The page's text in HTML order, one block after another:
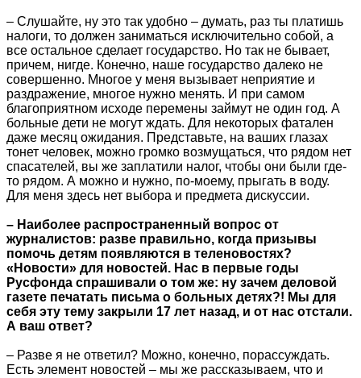
– Слушайте, ну это так удобно – думать, раз ты платишь
налоги, то должен заниматься исключительно собой, а
все остальное сделает государство. Но так не бывает,
причем, нигде. Конечно, наше государство далеко не
совершенно. Многое у меня вызывает неприятие и
раздражение, многое нужно менять. И при самом
благоприятном исходе перемены займут не один год. А
больные дети не могут ждать. Для некоторых фатален
даже месяц ожидания. Представьте, на ваших глазах
тонет человек, можно громко возмущаться, что рядом нет
спасателей, вы же заплатили налог, чтобы они были где-
то рядом. А можно и нужно, по-моему, прыгать в воду.
Для меня здесь нет выбора и предмета дискуссии.
– Наиболее распространенный вопрос от
журналистов: разве правильно, когда призывы
помочь детям появляются в теленовостях?
«Новости» для новостей. Нас в первые годы
Русфонда спрашивали о том же: ну зачем деловой
газете печатать письма о больных детях?! Мы для
себя эту тему закрыли 17 лет назад, и от нас отстали.
А ваш ответ?
– Разве я не ответил? Можно, конечно, порассуждать.
Есть элемент новостей – мы же рассказываем, что и